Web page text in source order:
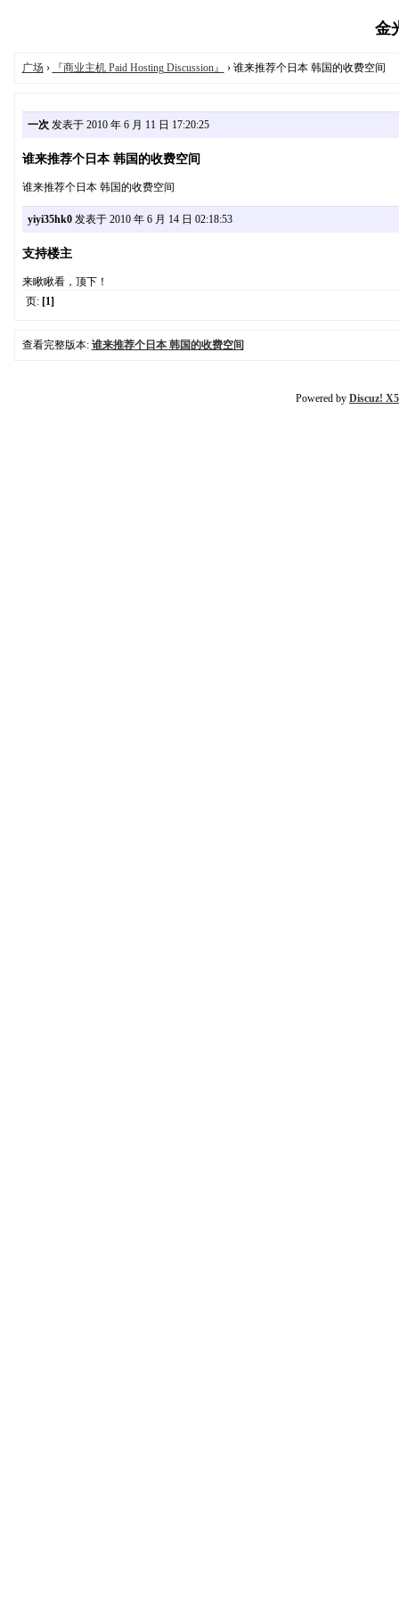
金
广场 › 『商业主机 Paid Hosting Discussion』 › 谁来推荐个日本 韩国的收费空间
一次发表于 2010 年 6 月 11 日 17:20:25
谁来推荐个日本 韩国的收费空间
谁来推荐个日本 韩国的收费空间
yiyi35hk0发表于 2010 年 6 月 14 日 02:18:53
支持楼主
来瞅瞅看，顶下！
页: [1]
查看完整版本: 谁来推荐个日本 韩国的收费空间
Powered by Discuz!